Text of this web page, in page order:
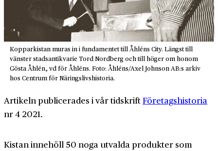
Kopparkistan muras in i fundamentet till Åhléns City. Längst till
vänster stadsantikvarie Tord Nordberg och till höger om honom
Gösta Åhlén, vd för Åhléns. Foto: Åhléns/Axel Johnson AB:s arkiv
hos Centrum för Näringslivshistoria.
Artikeln publicerades i vår tidskriftFöretagshistoria
nr 4 2021.
Kistan innehöll 50 noga utvalda produkter som